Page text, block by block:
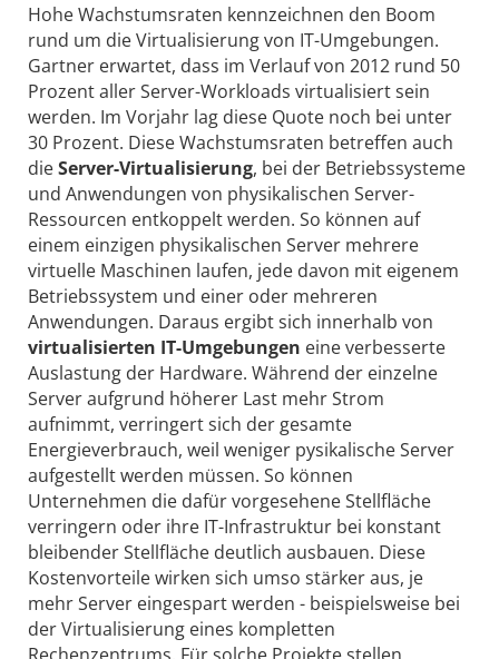
Hohe Wachstumsraten kennzeichnen den Boom
rund um die Virtualisierung von IT-Umgebungen.
Gartner erwartet, dass im Verlauf von 2012 rund 50
Prozent aller Server-Workloads virtualisiert sein
werden. Im Vorjahr lag diese Quote noch bei unter
30 Prozent. Diese Wachstumsraten betreffen auch
dieServer-Virtualisierung, bei der Betriebssysteme
und Anwendungen von physikalischen Server-
Ressourcen entkoppelt werden. So können auf
einem einzigen physikalischen Server mehrere
virtuelle Maschinen laufen, jede davon mit eigenem
Betriebssystem und einer oder mehreren
Anwendungen. Daraus ergibt sich innerhalb von
virtualisierten IT-Umgebungen eine verbesserte
Auslastung der Hardware. Während der einzelne
Server aufgrund höherer Last mehr Strom
aufnimmt, verringert sich der gesamte
Energieverbrauch, weil weniger pysikalische Server
aufgestellt werden müssen. So können
Unternehmen die dafür vorgesehene Stellfläche
verringern oder ihre IT-Infrastruktur bei konstant
bleibender Stellfläche deutlich ausbauen. Diese
Kostenvorteile wirken sich umso stärker aus, je
mehr Server eingespart werden - beispielsweise bei
der Virtualisierung eines kompletten